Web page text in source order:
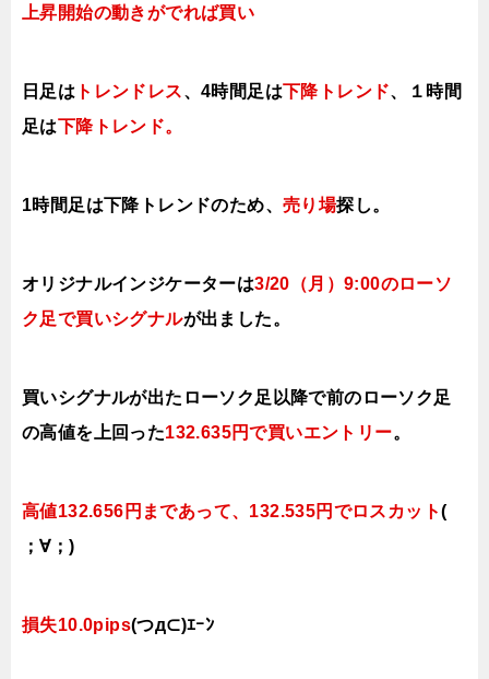
上昇開始の動きがでれば買い
日足は トレンドレス、4時間足は下降トレンド、１時間
足は下降トレンド。
1時間足は下降トレンドのため、 売り場探し。
オリジナルインジケーターは3/20（月）9:00のローソ
ク足で買いシグナルが出ました。
買いシグナルが出たローソク足以降で前のローソク足
の高値を上回 った132.635円で買いエントリー。
高値132.656円まであって、132.535円でロスカット(
；∀；)
損失10.0pips(つд⊂)ｴｰﾝ